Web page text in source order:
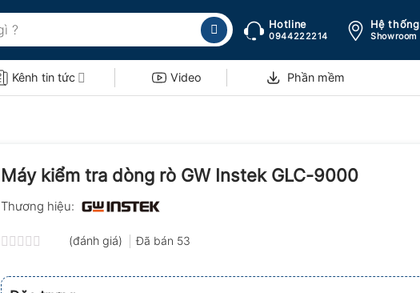
Hotline
0944222214
Hệ thống
Showroom
Kênh tin tức Video Phần mềm
Máy kiểm tra dòng rò GW Instek GLC-9000
Thương hiệu:
xếp
hạng
(đánh giá) Đã bán 53